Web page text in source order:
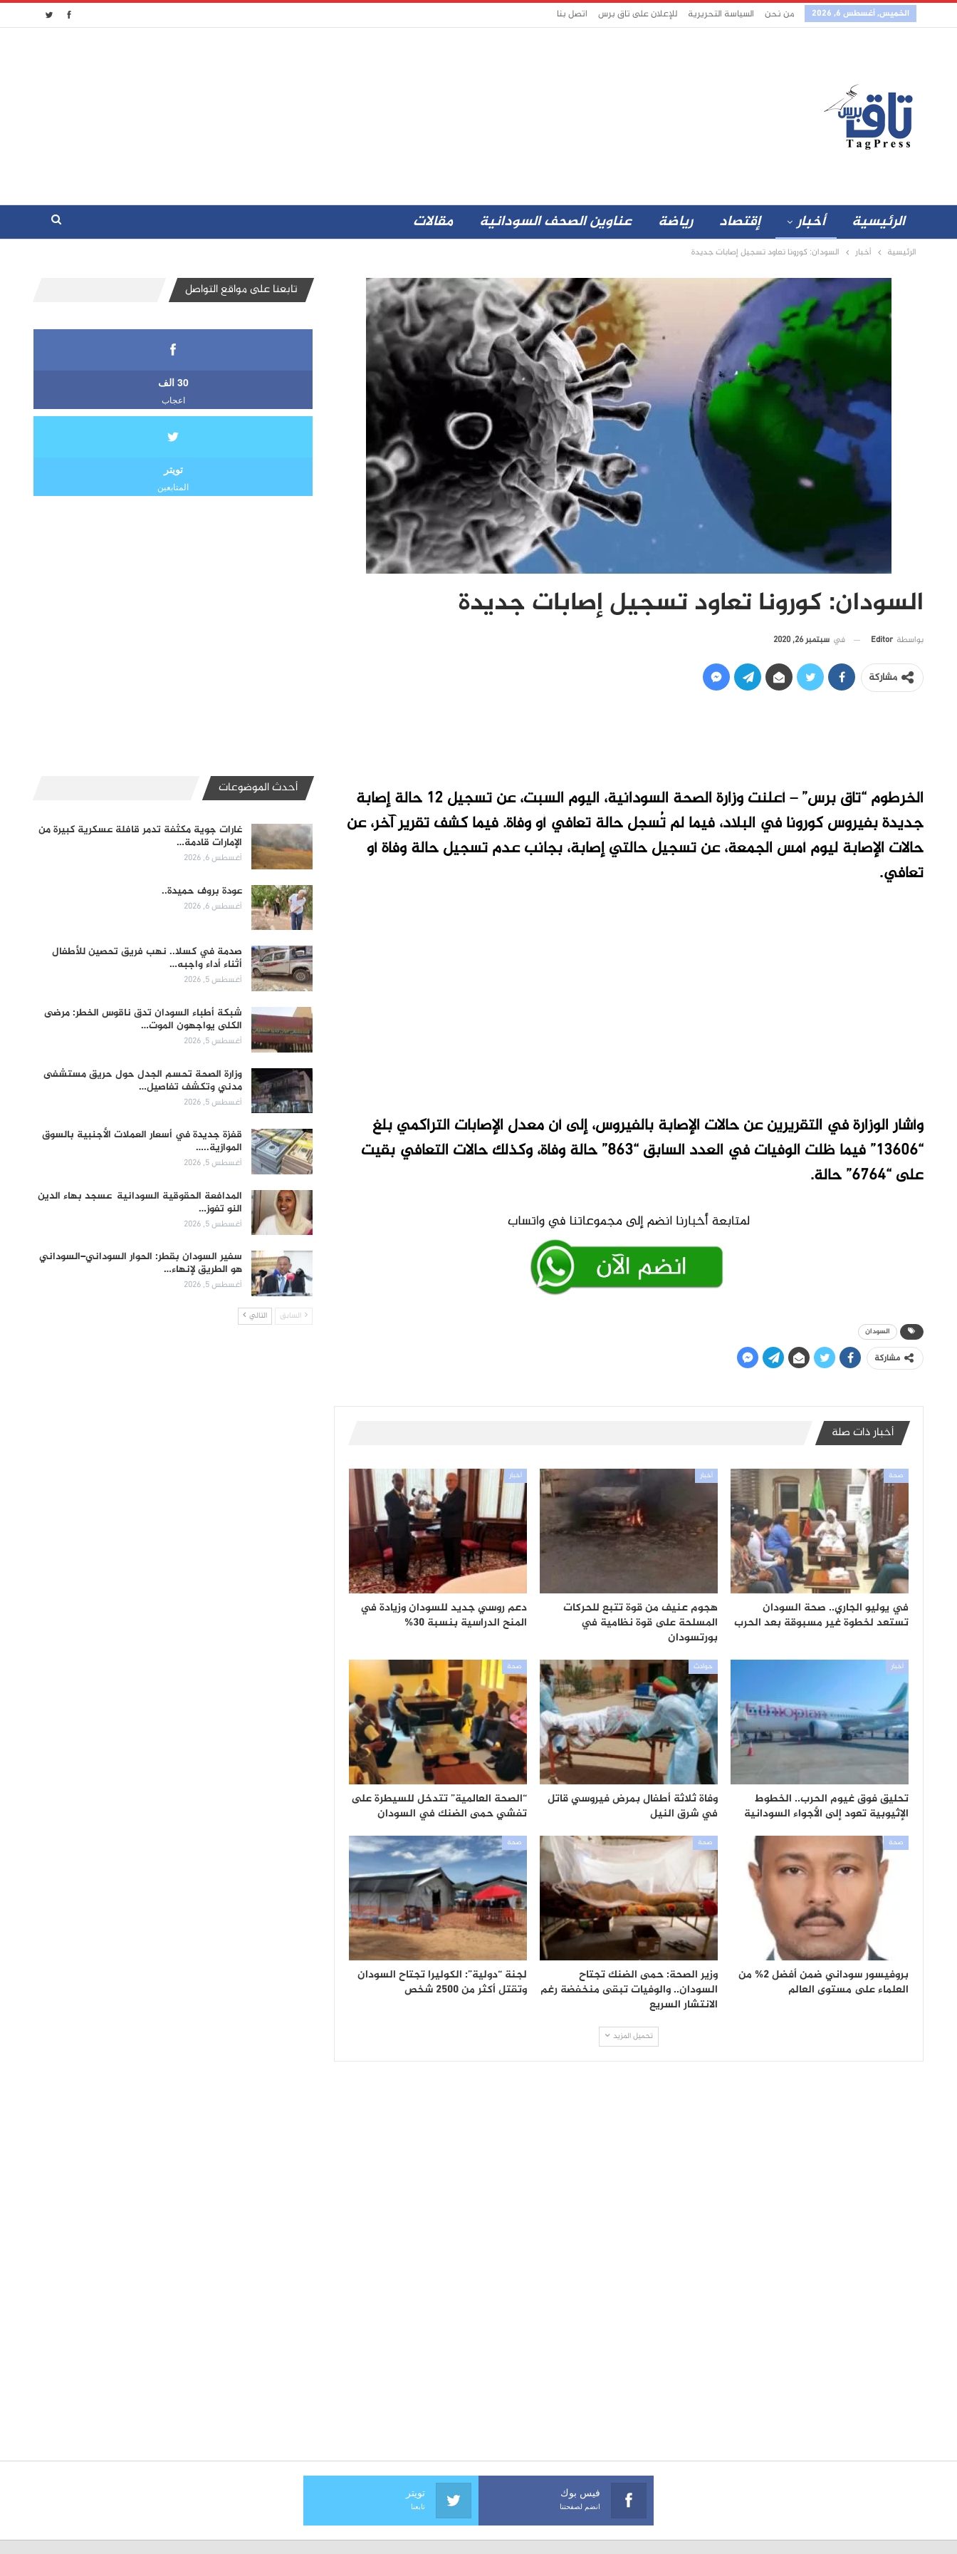
الخميس, أغسطس 6, 2026 من نحن السياسة التحريرية للإعلان على تاق برس اتصل بنا
الرئيسية أخبار إقتصاد رياضة عناوين الصحف السودانية مقالات
الرئيسية أخبار السودان: كورونا تعاود تسجيل إصابات جديدة
السودان: كورونا تعاود تسجيل إصابات جديدة
بواسطة Editor في سبتمبر 26, 2020
مشاركة
الخرطوم “تاق برس” – أعلنت وزارة الصحة السودانية، اليوم السبت، عن تسجيل 12 حالة إصابة
جديدة بفيروس كورونا في البلاد، فيما لم تُسجل حالة تعافي أو وفاة. فيما كشف تقرير آخر، عن
حالات الإصابة ليوم أمس الجمعة، عن تسجيل حالتي إصابة، بجانب عدم تسجيل حالة وفاة أو
تعافي.
وأشار الوزارة في التقريرين عن حالات الإصابة بالفيروس، إلى أن معدل الإصابات التراكمي بلغ
“13606” فيما ظلت الوفيات في العدد السابق “863” حالة وفاة، وكذلك حالات التعافي بقيت
على “6764” حالة
.
السودان
مشاركة
أخبار ذات صلة
صحة
في يوليو الجاري.. صحة السودان
تستعد لخطوة غير مسبوقة بعد الحرب
أخبار
هجوم عنيف من قوة تتبع للحركات
المسلحة على قوة نظامية في
بورتسودان
أخبار
دعم روسي جديد للسودان وزيادة في
المنح الدراسية بنسبة 30%
أخبار
تحليق فوق غيوم الحرب.. الخطوط
الإثيوبية تعود إلى الأجواء السودانية
حوادث
وفاة ثلاثة أطفال بمرض فيروسي قاتل
في شرق النيل
صحة
“الصحة العالمية” تتدخل للسيطرة على
تفشي حمى الضنك في السودان
صحة
بروفيسور سوداني ضمن أفضل 2% من
العلماء على مستوى العالم
صحة
وزير الصحة: حمى الضنك تجتاح
السودان.. والوفيات تبقى منخفضة رغم
الانتشار السريع
صحة
لجنة “دولية”: الكوليرا تجتاح السودان
وتقتل أكثر من 2500 شخص
تحميل المزيد
تابعنا على مواقع التواصل
30 الف
اعجاب
تويتر
المتابعين
أحدث الموضوعات
غارات جوية مكثفة تدمر قافلة عسكرية كبيرة من
الإمارات قادمة…
أغسطس 6, 2026
عودة بروف حميدة..
أغسطس 6, 2026
صدمة في كسلا.. نهب فريق تحصين للأطفال
أثناء أداء واجبه…
أغسطس 5, 2026
شبكة أطباء السودان تدق ناقوس الخطر: مرضى
الكلى يواجهون الموت…
أغسطس 5, 2026
وزارة الصحة تحسم الجدل حول حريق مستشفى
مدني وتكشف تفاصيل…
أغسطس 5, 2026
قفزة جديدة في أسعار العملات الأجنبية بالسوق
الموازية..…
أغسطس 5, 2026
المدافعة الحقوقية السودانية عسجد بهاء الدين
النو تفوز…
أغسطس 5, 2026
سفير السودان بقطر: الحوار السوداني–السوداني
هو الطريق لإنهاء…
أغسطس 5, 2026
السابق التالي
فيس بوك
انضم لصفحتنا
تويتر
تابعنا